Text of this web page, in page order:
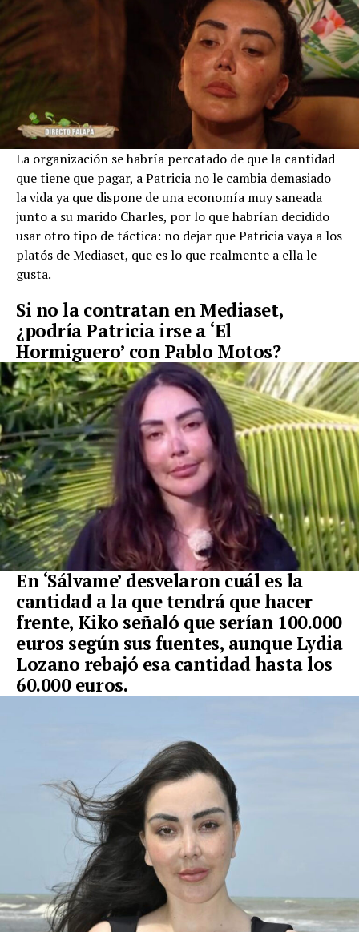
La organización se habría percatado de que la cantidad
que tiene que pagar, a Patricia no le cambia demasiado
la vida ya que dispone de una economía muy saneada
junto a su marido Charles, por lo que habrían decidido
usar otro tipo de táctica: no dejar que Patricia vaya a los
platós de Mediaset, que es lo que realmente a ella le
gusta.
Si no la contratan en Mediaset,
¿podría Patricia irse a ‘El
Hormiguero’ con Pablo Motos?
En ‘Sálvame’ desvelaron cuál es la
cantidad a la que tendrá que hacer
frente, Kiko señaló que serían 100.000
euros según sus fuentes, aunque Lydia
Lozano rebajó esa cantidad hasta los
60.000 euros.